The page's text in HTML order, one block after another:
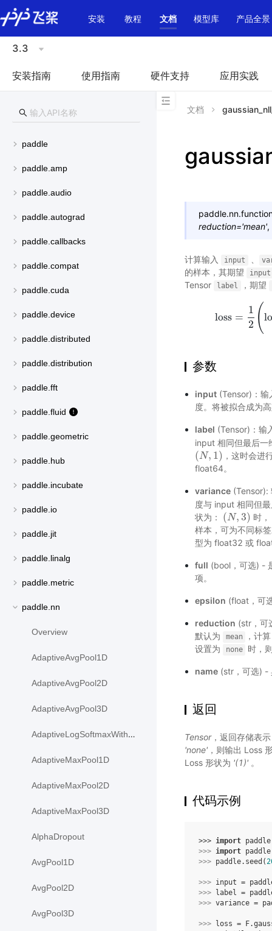
\u200E
安装
教程 文档 模型库 产品全景
3.3
安装指南 使用指南 硬件支持 应用实践
paddle
paddle.amp
paddle.audio
paddle.autograd
paddle.callbacks
paddle.compat
paddle.cuda
paddle.device
paddle.distributed
paddle.distribution
paddle.fft
paddle.fluid
paddle.geometric
paddle.hub
paddle.incubate
paddle.io
paddle.jit
paddle.linalg
paddle.metric
paddle.nn
Overview
AdaptiveAvgPool1D
AdaptiveAvgPool2D
AdaptiveAvgPool3D
AdaptiveLogSoftmaxWithLoss
AdaptiveMaxPool1D
AdaptiveMaxPool2D
AdaptiveMaxPool3D
AlphaDropout
AvgPool1D
AvgPool2D
AvgPool3D
文档
reduction='mean',
计算输入 input
的样本，其期望 input
Tensor label ，期望
loss =
1
2 (
loss=12(
参数
input(Tensor)：
度。将被拟合成为
label (Tensor)：输
input 相同但最后
(N, 1)
(N,1 )
，这时会进
float64。
variance(Tensor):
度与 input 相同但
状为： (N, 3)
(N,3 )
时，
样本，可为不同标
型为 float32 或
full (bool，可选) -
项。
epsilon (float，可
reduction (str，可
默认为
mean
，计
设置为
none 时，
name(str，可选) -
返回
Tensor，返回存储表
'none' ，则输出 Loss
Loss 形状为 '(1)' 。
代码示例
>>> import paddle
>>> import
>>> paddle. seed (
>>> input =
>>>
label =
>>> variance =
>>> loss = F.